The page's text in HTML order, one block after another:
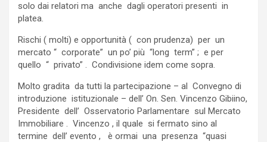
solo dai relatori ma anche dagli operatori presenti in
platea.
Rischi ( molti) e opportunità ( con prudenza) per un
mercato “ corporate” un po’ più “long term” ; e per
quello “ privato” . Condivisione idem come sopra.
Molto gradita da tutti la partecipazione – al Convegno di
introduzione istituzionale – dell’ On. Sen. Vincenzo Gibiino,
Presidente dell’ Osservatorio Parlamentare sul Mercato
Immobiliare . Vincenzo , il quale si fermato sino al
termine dell’ evento , è ormai una presenza “quasi